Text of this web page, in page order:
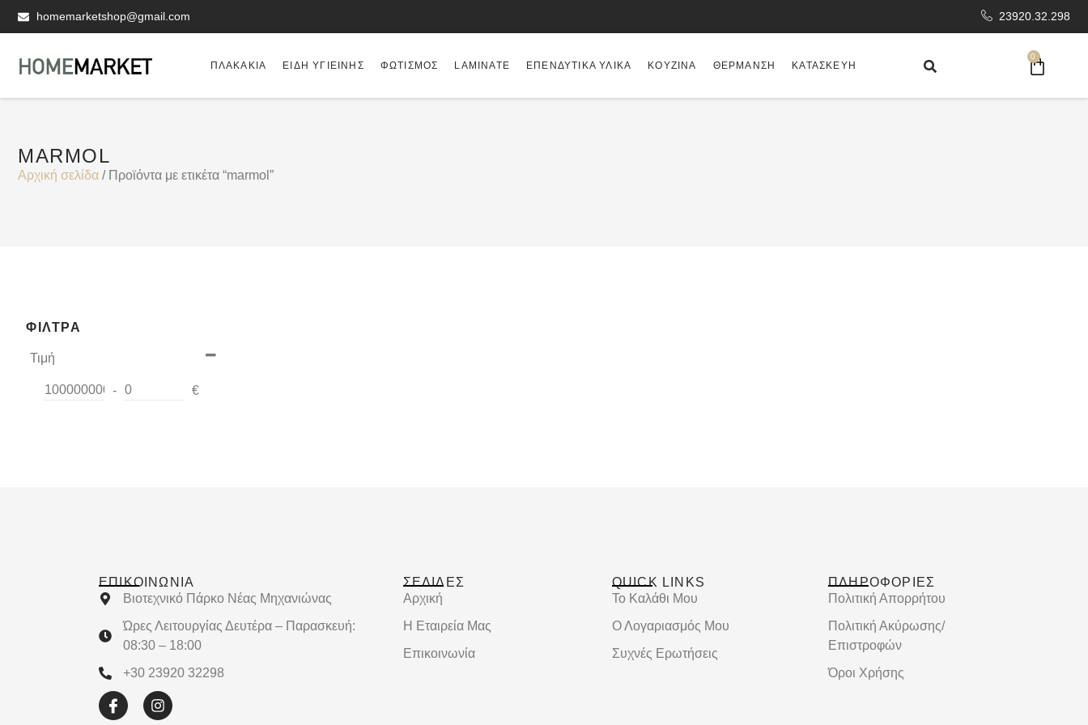
homemarketshop@gmail.com 23920.32.298
ΠΛΑΚΆΚΙΑ ΕΊΔΗ ΥΓΙΕΙΝΗΣ ΦΩΤΙΣΜΌΣ LAMINATE ΕΠΕΝΔΥΤΙΚΆ ΥΛΙΚΆ ΚΟΥΖΊΝΑ ΘΈΡΜΑΝΣΗ ΚΑΤΑΣΚΕΥΉ
0
MARMOL
Αρχική σελίδα / Προϊόντα με ετικέτα “marmol”
ΦΊΛΤΡΑ
Τιμή
-
€
ΕΠΙΚΟΙΝΩΝΊΑ
Βιοτεχνικό Πάρκο Νέας Μηχανιώνας
Ώρες Λειτουργίας Δευτέρα – Παρασκευή:
08:30 – 18:00
+30 23920 32298
ΣΕΛΙΔΕΣ
Αρχική
Η Εταιρεία Μας
Επικοινωνία
QUICK LINKS
Το Καλάθι Μου
Ο Λογαριασμός Μου
Συχνές Ερωτήσεις
ΠΛΗΡΟΦΟΡΙΕΣ
Πολιτική Απορρήτου
Πολιτική Ακύρωσης/
Επιστροφών
Όροι Χρήσης